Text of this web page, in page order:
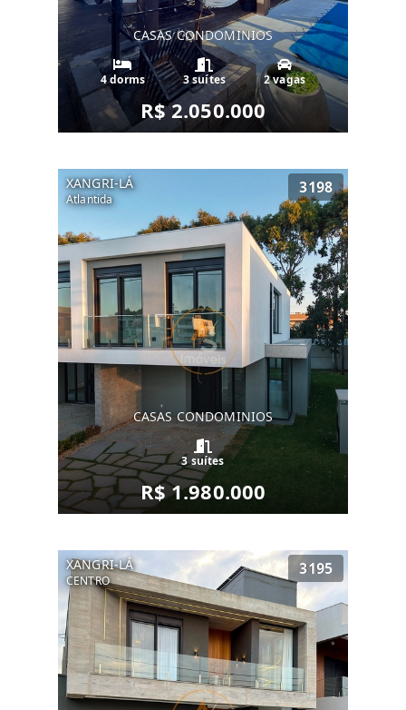
CASAS CONDOMINIOS
4 dorms 3 suítes 2 vagas
R$ 2.050.000
XANGRI-LÁ
Atlantida
3198
CASAS CONDOMINIOS
3 suítes
R$ 1.980.000
XANGRI-LÁ
CENTRO
3195